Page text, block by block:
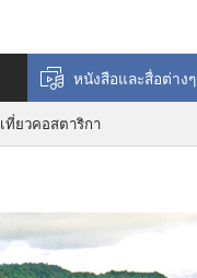
หนังสือและสื่อต่างๆ
เที่ยวคอสตาริกา